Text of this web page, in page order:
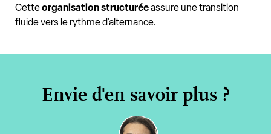
Cetteorganisationstructuréeassure une transition
fluide vers le rythme d'alternance.
Envie d'en savoir plus ?